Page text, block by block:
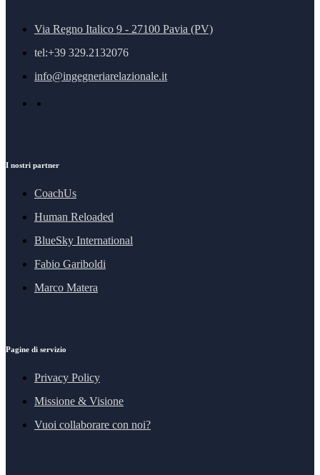
Via Regno Italico 9 - 27100 Pavia (PV)
tel:+39 329.2132076
info@ingegneriarelazionale.it
I nostri partner
CoachUs
Human Reloaded
BlueSky International
Fabio Gariboldi
Marco Matera
Pagine di servizio
Privacy Policy
Missione & Visione
Vuoi collaborare con noi?